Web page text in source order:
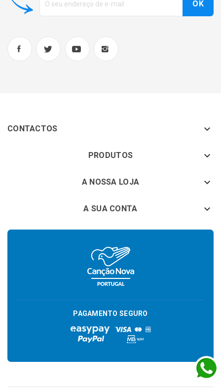
CONTACTOS 
PRODUTOS keyboard_arrow_down
A NOSSA LOJA keyboard_arrow_down
A SUA CONTA 
PAGAMENTO SEGURO